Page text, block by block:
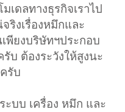
ดลทางธุรกิจเราไป
ริงเรื่องหมึกและ
พียงบริษัทฯประกอบ
รับ ต้องระวังให้สูงนะ
รับ
บบ เครื่อง หมึก และ